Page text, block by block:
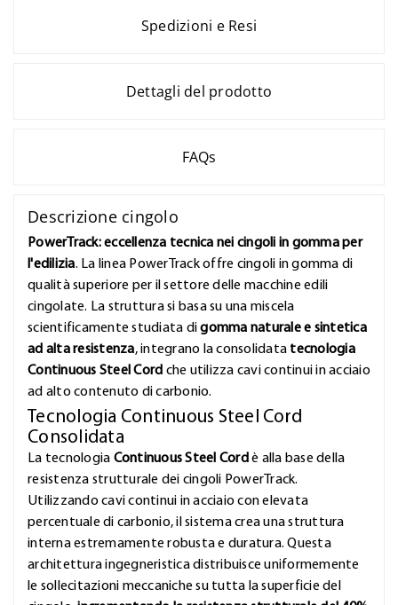
Spedizioni e Resi
Dettagli del prodotto
FAQs
Descrizione cingolo
PowerTrack: eccellenza tecnica nei cingoli in gomma per
l'edilizia. La linea PowerTrack offre cingoli in gomma di
qualità superiore per il settore delle macchine edili
cingolate. La struttura si basa su una miscela
scientificamente studiata digomma naturale e sintetica
ad alta resistenza, integrano la consolidata tecnologia
Continuous Steel Cord che utilizza cavi continui in acciaio
ad alto contenuto di carbonio.
Tecnologia Continuous Steel Cord
Consolidata
La tecnologia Continuous Steel Cord è alla base della
resistenza strutturale dei cingoli PowerTrack.
Utilizzando cavi continui in acciaio con elevata
percentuale di carbonio, il sistema crea una struttura
interna estremamente robusta e duratura. Questa
architettura ingegneristica distribuisce uniformemente
le sollecitazioni meccaniche su tutta la superficie del